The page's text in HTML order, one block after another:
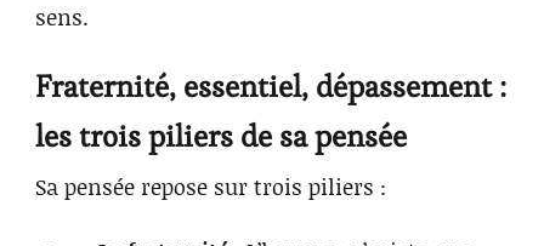
sens.
Fraternité, essentiel, dépassement :
les trois piliers de sa pensée
Sa pensée repose sur trois piliers :